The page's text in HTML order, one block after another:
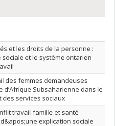
ordre décroissant
et les droits de la personne :
et le système ontarien
des femmes demandeuses
d’Afrique Subsaharienne dans le
des services sociaux
travail-famille et santé
explication sociale